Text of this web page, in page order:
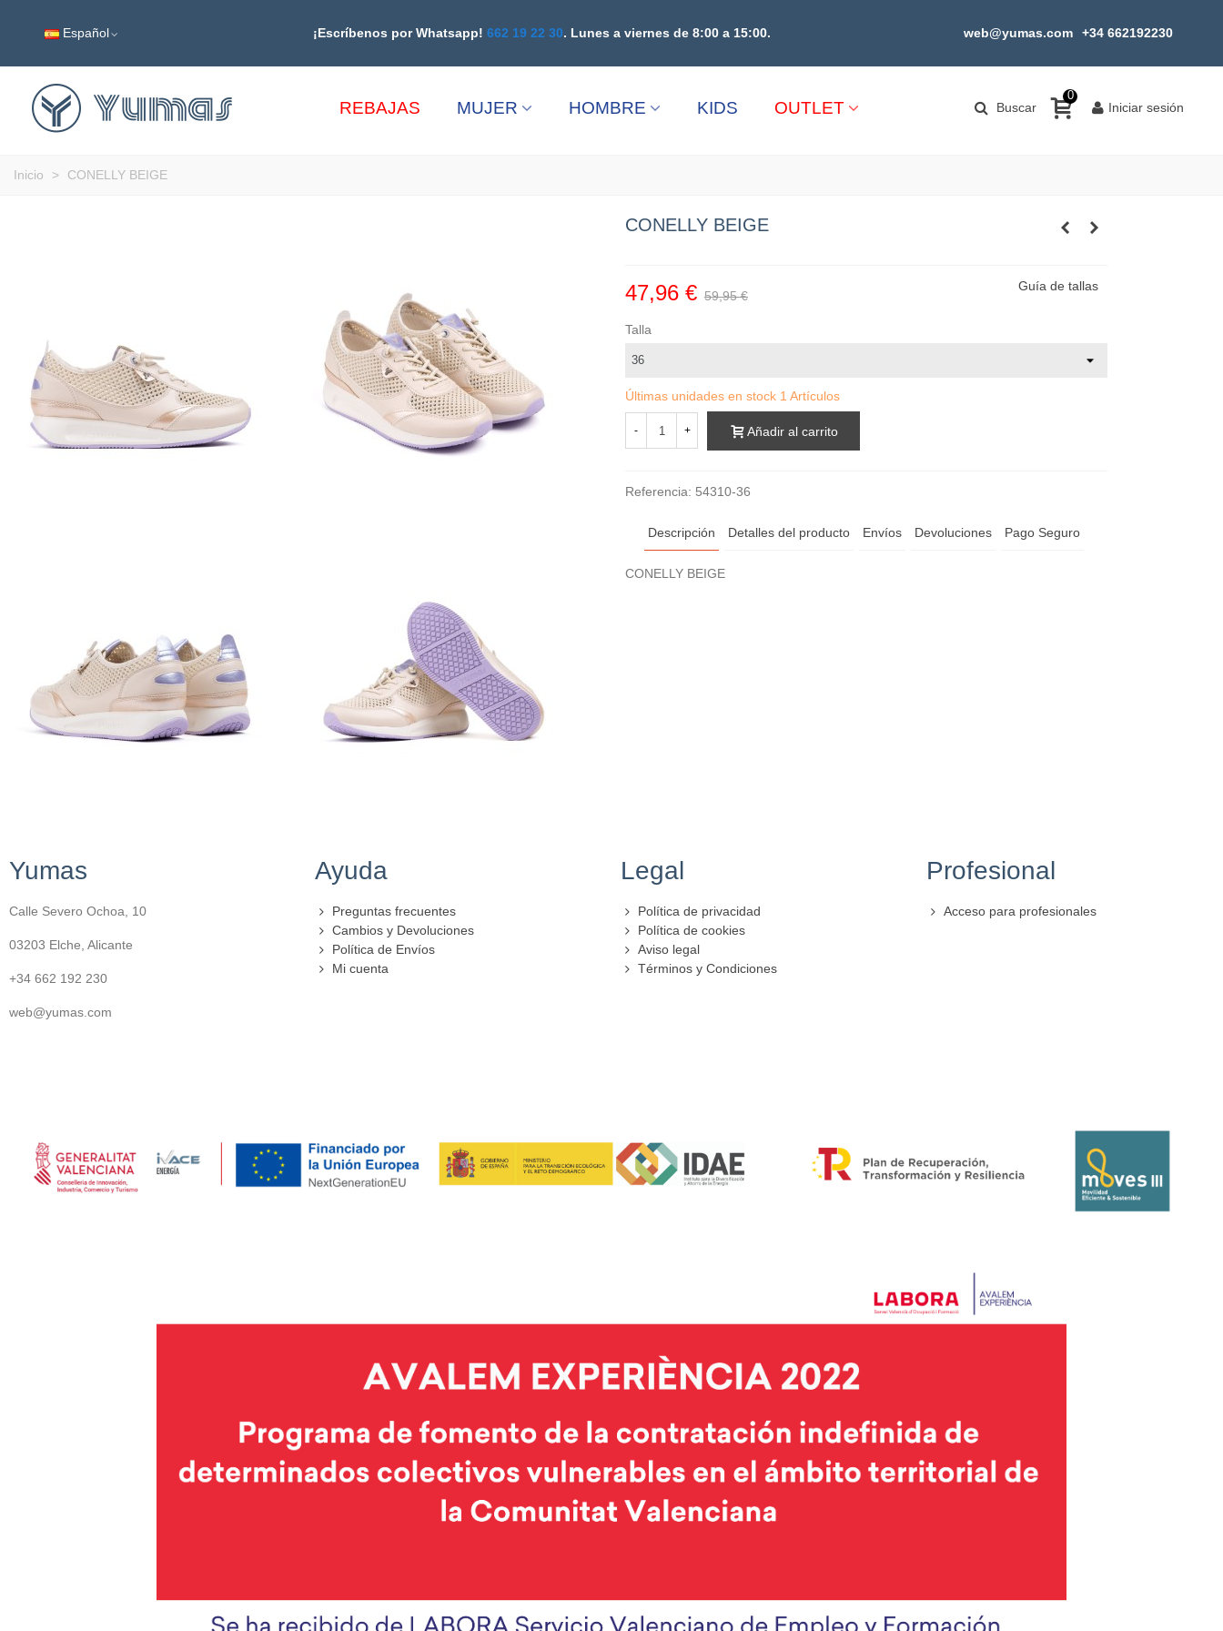
Español ¡Escríbenos por Whatsapp! 662 19 22 30. Lunes a viernes de 8:00 a 15:00. web@yumas.com +34 662192230
REBAJAS MUJER HOMBRE KIDS OUTLET Buscar
0
Iniciar sesión
Inicio > CONELLY BEIGE
CONELLY BEIGE
47,96 € 59,95 €
Guía de tallas
Talla
Últimas unidades en stock 1 Artículos
- + Añadir al carrito
Referencia: 54310-36
Descripción Detalles del producto Envíos Devoluciones Pago Seguro
CONELLY BEIGE
Yumas
Calle Severo Ochoa, 10
03203 Elche, Alicante
+34 662 192 230
web@yumas.com
Ayuda
Preguntas frecuentes
Cambios y Devoluciones
Política de Envíos
Mi cuenta
Legal
Política de privacidad
Política de cookies
Aviso legal
Términos y Condiciones
Profesional
Acceso para profesionales